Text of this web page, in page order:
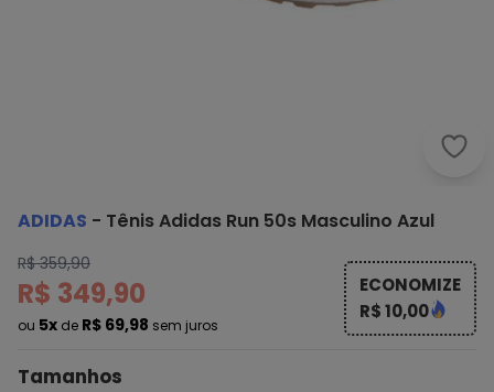
ADIDAS - Tênis Adidas Run 50s Masculino Azul
R$ 359,90
R$ 349,90
ou 5x de R$ 69,98 sem juros
ECONOMIZE
R$ 10,00
Tamanhos